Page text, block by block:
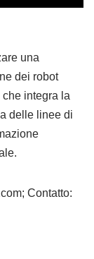
una
dei robot
integra la
delle linee di
Contatto: